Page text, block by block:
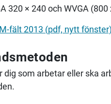
320 × 240 och WVGA (800
fält 2013 (pdf, nytt fönster)
som arbetar eller ska